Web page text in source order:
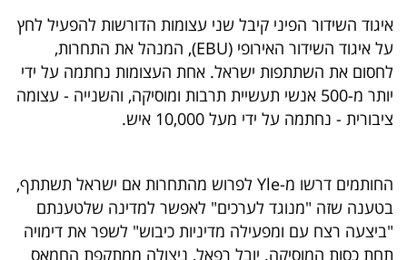
המילון
הכלכלי
פודקאסט
UNDER
40
איגוד השידור הפיני קיבל שני עצומות הדורשות להפעיל לחץ
על איגוד השידור האירופי (EBU), המנהל את התחרות,
לחסום את השתתפות ישראל. אחת העצומות נחתמה על ידי
יותר מ-500 אנשי תעשיית תרבות ומוסיקה, והשנייה - עצומה
ציבורית - נחתמה על ידי מעל 10,000 איש.
החותמים דרשו מ-Yle לפרוש מהתחרות אם ישראל תשתתף,
בטענה שזה "מנוגד לערכים" לאפשר למדינה שלטענתם
"ביצעה רצח עם ומפעילה מדיניות כיבוש" לשפר את דימויה
תחת כסות המוסיקה. יובל רפאל, ניצולה ממתקפת החמאס